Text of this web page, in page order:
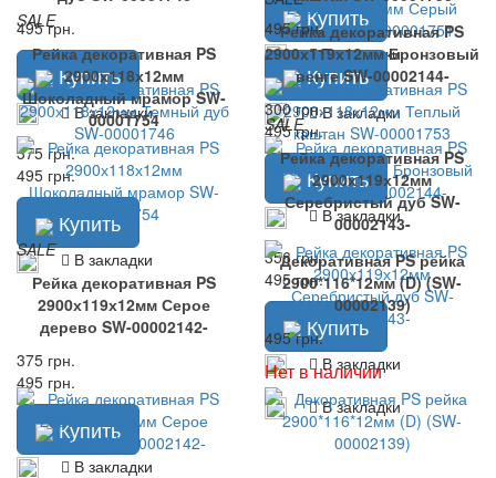
Купить
В закладки
495 грн.
Купить
В закладки
495 грн.
Купить
В закладки
SALE
Рейка декоративная PS
2900х118х12мм
Шоколадный мрамор SW-
00001754
375 грн.
495 грн.
Купить
В закладки
Рейка декоративная PS
2900х119х12мм Бронзовый
венге SW-00002144-
300 грн.
495 грн.
Купить
В закладки
SALE
Рейка декоративная PS
2900х119х12мм
Серебристый дуб SW-
00002143-
356 грн.
495 грн.
Купить
В закладки
SALE
Рейка декоративная PS
2900х119х12мм Серое
дерево SW-00002142-
375 грн.
495 грн.
Купить
В закладки
Декоративная PS рейка
2900*116*12мм (D) (SW-
00002139)
495 грн.
Нет в наличии
В закладки